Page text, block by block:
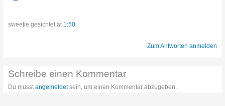
sweetie gesichtet at 1:50
Zum Antworten anmelden
Schreibe einen Kommentar
Du musstangemeldetsein, um einen Kommentar abzugeben.